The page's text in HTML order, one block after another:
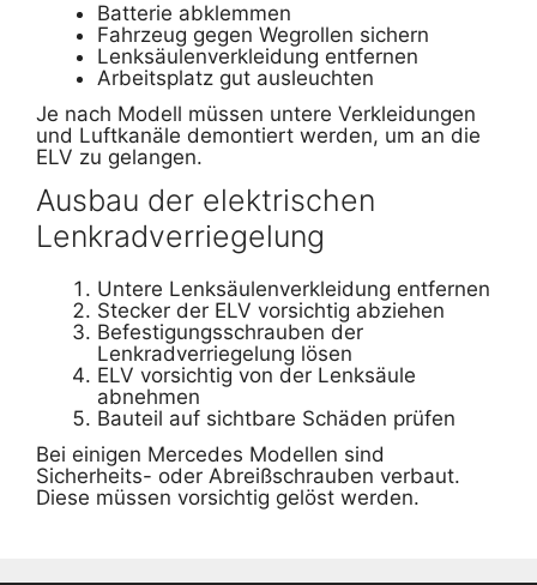
Batterie abklemmen
Fahrzeug gegen Wegrollen sichern
Lenksäulenverkleidung entfernen
Arbeitsplatz gut ausleuchten
Je nach Modell müssen untere Verkleidungen
und Luftkanäle demontiert werden, um an die
ELV zu gelangen.
Ausbau der elektrischen
Lenkradverriegelung
Untere Lenksäulenverkleidung entfernen
Stecker der ELV vorsichtig abziehen
Befestigungsschrauben der
Lenkradverriegelung lösen
ELV vorsichtig von der Lenksäule
abnehmen
Bauteil auf sichtbare Schäden prüfen
Bei einigen Mercedes Modellen sind
Sicherheits- oder Abreißschrauben verbaut.
Diese müssen vorsichtig gelöst werden.